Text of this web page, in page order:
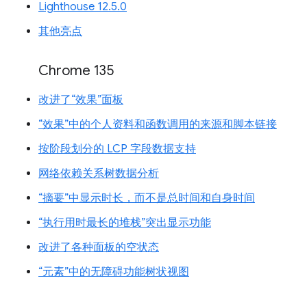
Lighthouse 12.5.0
其他亮点
Chrome 135
改进了“效果”面板
“效果”中的个人资料和函数调用的来源和脚本链接
按阶段划分的 LCP 字段数据支持
网络依赖关系树数据分析
“摘要”中显示时长，而不是总时间和自身时间
“执行用时最长的堆栈”突出显示功能
改进了各种面板的空状态
“元素”中的无障碍功能树状视图